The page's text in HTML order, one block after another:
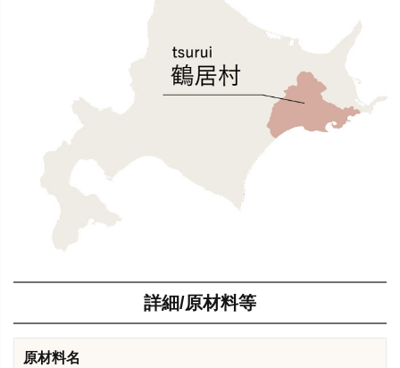
詳細/原材料等
原材料名